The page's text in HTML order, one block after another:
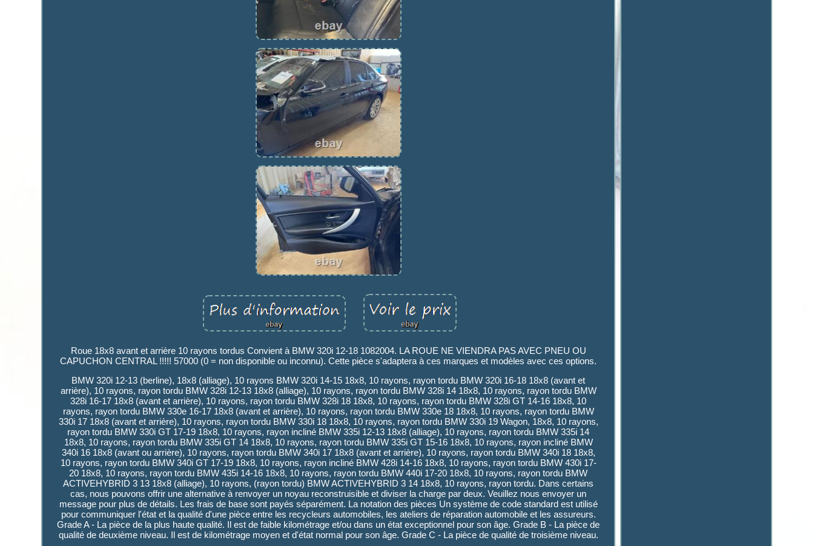
Roue 18x8 avant et arrière 10 rayons tordus Convient à BMW 320i 12-18 1082004. LA ROUE NE VIENDRA PAS AVEC PNEU OU
CAPUCHON CENTRAL !!!!! 57000 (0 = non disponible ou inconnu). Cette pièce s'adaptera à ces marques et modèles avec ces options.
BMW 320i 12-13 (berline), 18x8 (alliage), 10 rayons BMW 320i 14-15 18x8, 10 rayons, rayon tordu BMW 320i 16-18 18x8 (avant et
arrière), 10 rayons, rayon tordu BMW 328i 12-13 18x8 (alliage), 10 rayons, rayon tordu BMW 328i 14 18x8, 10 rayons, rayon tordu BMW
328i 16-17 18x8 (avant et arrière), 10 rayons, rayon tordu BMW 328i 18 18x8, 10 rayons, rayon tordu BMW 328i GT 14-16 18x8, 10
rayons, rayon tordu BMW 330e 16-17 18x8 (avant et arrière), 10 rayons, rayon tordu BMW 330e 18 18x8, 10 rayons, rayon tordu BMW
330i 17 18x8 (avant et arrière), 10 rayons, rayon tordu BMW 330i 18 18x8, 10 rayons, rayon tordu BMW 330i 19 Wagon, 18x8, 10 rayons,
rayon tordu BMW 330i GT 17-19 18x8, 10 rayons, rayon incliné BMW 335i 12-13 18x8 (alliage), 10 rayons, rayon tordu BMW 335i 14
18x8, 10 rayons, rayon tordu BMW 335i GT 14 18x8, 10 rayons, rayon tordu BMW 335i GT 15-16 18x8, 10 rayons, rayon incliné BMW
340i 16 18x8 (avant ou arrière), 10 rayons, rayon tordu BMW 340i 17 18x8 (avant et arrière), 10 rayons, rayon tordu BMW 340i 18 18x8,
10 rayons, rayon tordu BMW 340i GT 17-19 18x8, 10 rayons, rayon incliné BMW 428i 14-16 18x8, 10 rayons, rayon tordu BMW 430i 17-
20 18x8, 10 rayons, rayon tordu BMW 435i 14-16 18x8, 10 rayons, rayon tordu BMW 440i 17-20 18x8, 10 rayons, rayon tordu BMW
ACTIVEHYBRID 3 13 18x8 (alliage), 10 rayons, (rayon tordu) BMW ACTIVEHYBRID 3 14 18x8, 10 rayons, rayon tordu. Dans certains
cas, nous pouvons offrir une alternative à renvoyer un noyau reconstruisible et diviser la charge par deux. Veuillez nous envoyer un
message pour plus de détails. Les frais de base sont payés séparément. La notation des pièces Un système de code standard est utilisé
pour communiquer l'état et la qualité d'une pièce entre les recycleurs automobiles, les ateliers de réparation automobile et les assureurs.
Grade A - La pièce de la plus haute qualité. Il est de faible kilométrage et/ou dans un état exceptionnel pour son âge. Grade B - La pièce de
qualité de deuxième niveau. Il est de kilométrage moyen et d'état normal pour son âge. Grade C - La pièce de qualité de troisième niveau.